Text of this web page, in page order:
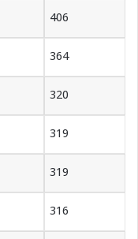
406
364
320
319
319
316